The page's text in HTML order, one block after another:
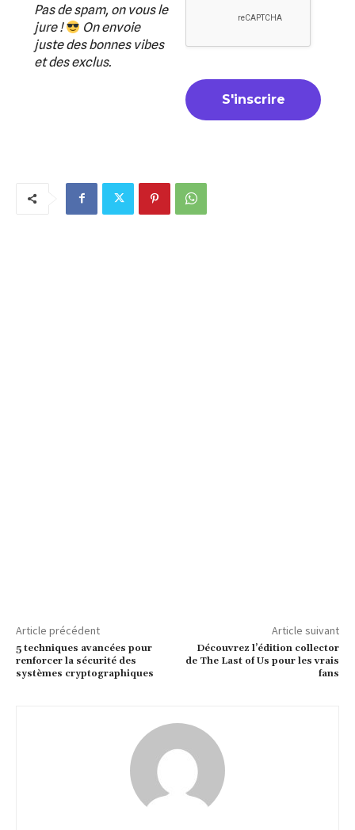
Pas de spam, on vous le
jure !
On envoie
juste des bonnes vibes
et des exclus.
Article précédent
5 techniques avancées pour
renforcer la sécurité des
systèmes cryptographiques
Article suivant
Découvrez l’édition collector
de The Last of Us pour les vrais
fans